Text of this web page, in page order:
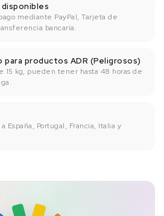
disponibles
mediante PayPal, Tarjeta de
bancaría.
para productos ADR (Peligrosos)
15 kg, pueden tener hasta 48 horas de
España, Portugal, Francia, Italia y